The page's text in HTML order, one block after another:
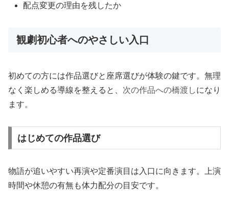
配点変更の理由を残したか
観劇初心者へのやさしい入口
初めての方には作品選びと座席選びが体験の鍵です。無理
なく楽しめる導線を整えると、 次の作品への橋渡しになり
ます。
はじめての作品選び
物語が追いやすい再演や定番演目は入口に向きます。上演
時間や休憩の有無も体力配分の目安です。